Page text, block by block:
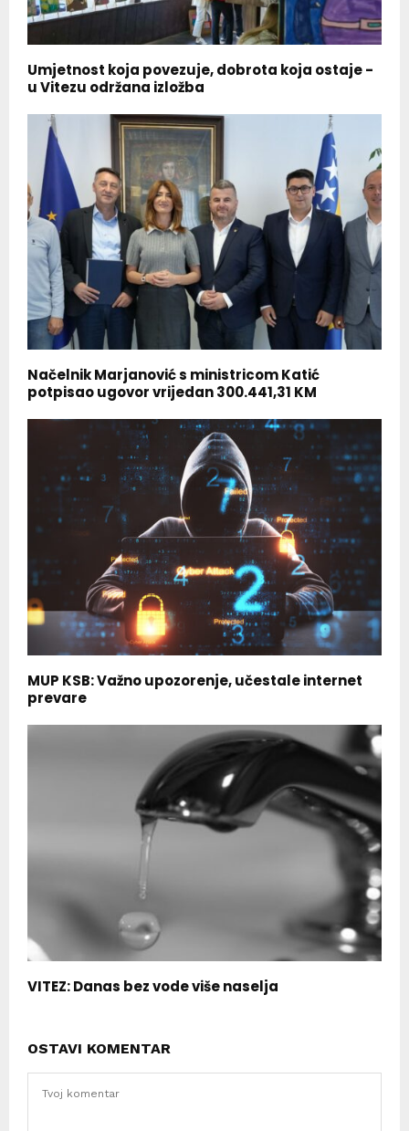
Umjetnost koja povezuje, dobrota koja ostaje -
u Vitezu održana izložba
Načelnik Marjanović s ministricom Katić
potpisao ugovor vrijedan 300.441,31 KM
MUP KSB: Važno upozorenje, učestale internet
prevare
VITEZ: Danas bez vode više naselja
OSTAVI KOMENTAR